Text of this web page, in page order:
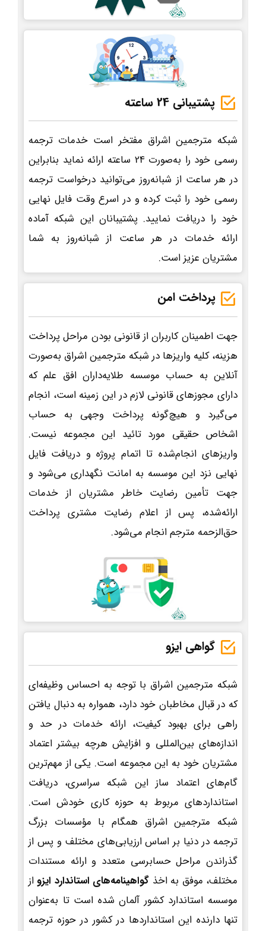
پشتیبانی 24 ساعته
شبکه مترجمین اشراق مفتخر است خدمات ترجمه
رسمی خود را به‌صورت 24 ساعته ارائه نماید بنابراین
در هر ساعت از شبانه‌روز می‌توانید درخواست ترجمه
رسمی خود را ثبت کرده و در اسرع وقت فایل نهایی
خود را دریافت نمایید. پشتیبانان این شبکه آماده
ارائه خدمات در هر ساعت از شبانه‌روز به شما
مشتریان عزیز است.
پرداخت امن
جهت اطمینان کاربران از قانونی بودن مراحل پرداخت
هزینه، کلیه واریزها در شبکه مترجمین اشراق به‌صورت
آنلاین به حساب موسسه طلایه‌داران افق علم که
دارای مجوزهای قانونی لازم در این زمینه است، انجام
می‌گیرد و هیچ‌گونه پرداخت وجهی به حساب
اشخاص حقیقی مورد تائید این مجموعه نیست.
واریزهای انجام‌شده تا اتمام پروژه و دریافت فایل
نهایی نزد این موسسه به امانت نگهداری می‌شود و
جهت تأمین رضایت خاطر مشتریان از خدمات
ارائه‌شده، پس از اعلام رضایت مشتری پرداخت
حق‌الزحمه مترجم انجام می‌شود.
گواهی ایزو
شبکه مترجمین اشراق با توجه به احساس وظیفه‌ای
که در قبال مخاطبان خود دارد، همواره به دنبال یافتن
راهی برای بهبود کیفیت، ارائه خدمات در حد و
اندازه‌های بین‌المللی و افزایش هرچه بیشتر اعتماد
مشتریان خود به این مجموعه است. یکی از مهم‌ترین
گام‌های اعتماد ساز این شبکه سراسری، دریافت
استانداردهای مربوط به حوزه کاری خودش است.
شبکه مترجمین اشراق همگام با مؤسسات بزرگ
ترجمه در دنیا بر اساس ارزیابی‌های مختلف و پس از
گذراندن مراحل حسابرسی متعدد و ارائه مستندات
مختلف، موفق به اخذ گواهینامه‌های استاندارد ایزو از
موسسه استاندارد کشور آلمان شده است تا به‌عنوان
تنها دارنده این استانداردها در کشور در حوزه ترجمه